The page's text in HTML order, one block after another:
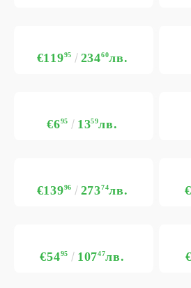
€11995 23460лв.
€695 1359лв.
€13996 27374лв.
€5495 10747лв.